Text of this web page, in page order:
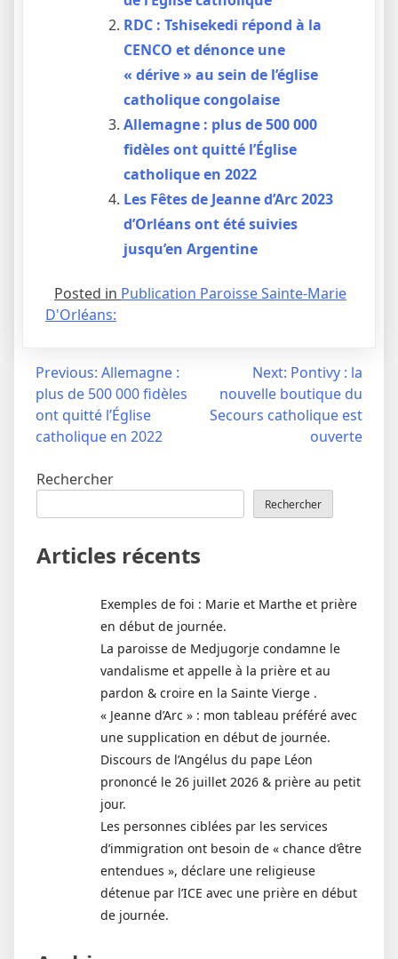
RDC : Tshisekedi répond à la
CENCO et dénonce une
« dérive » au sein de l’église
catholique congolaise
Allemagne : plus de 500 000
fidèles ont quitté l’Église
catholique en 2022
Les Fêtes de Jeanne d’Arc 2023
d’Orléans ont été suivies
jusqu’en Argentine
Posted in Publication Paroisse Sainte-Marie
D'Orléans:
Navigation
l’article
Previous: Allemagne :
plus de 500 000 fidèles
ont quitté l’Église
catholique en 2022
Next: Pontivy : la
nouvelle boutique du
Secours catholique est
ouverte
Rechercher
Rechercher
Articles récents
Exemples de foi : Marie et Marthe et prière
en début de journée.
La paroisse de Medjugorje condamne le
vandalisme et appelle à la prière et au
pardon & croire en la Sainte Vierge .
« Jeanne d’Arc » : mon tableau préféré avec
une supplication en début de journée.
Discours de l’Angélus du pape Léon
prononcé le 26 juillet 2026 & prière au petit
jour.
Les personnes ciblées par les services
d’immigration ont besoin de « chance d’être
entendues », déclare une religieuse
détenue par l’ICE avec une prière en début
de journée.